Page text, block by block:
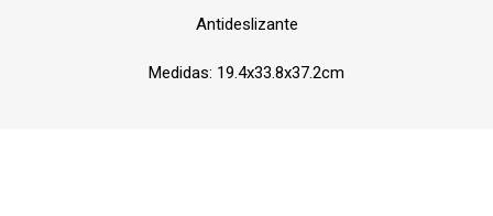
Antideslizante
Medidas: 19.4x33.8x37.2cm